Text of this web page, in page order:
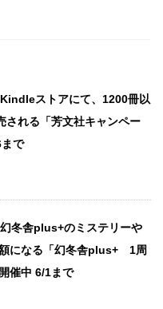
ストアにて、1200冊以
される「芳文社キャンペー
で
冬舎plus+のミステリーや
になる「幻冬舎plus+ 1周
催中 6/1まで